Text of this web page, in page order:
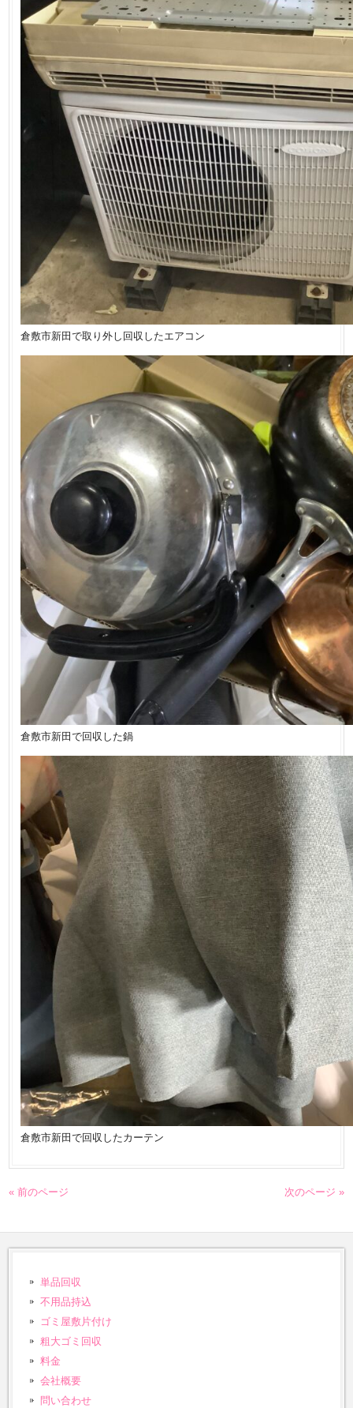
倉敷市新田で取り外し回収したエアコン
倉敷市新田で回収した鍋
倉敷市新田で回収したカーテン
« 前のページ 次のページ »
単品回収
不用品持込
ゴミ屋敷片付け
粗大ゴミ回収
料金
会社概要
問い合わせ